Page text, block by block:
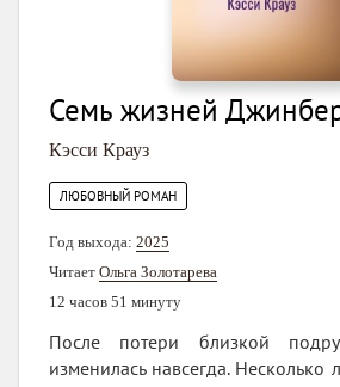
Семь жизней
Кэсси Крауз
ЛЮБОВНЫЙ РОМАН
Год выхода: 2025
Читает Ольга Золотарева
12 часов 51 минуту
После потери близкой
изменилась навсегда. Несколько